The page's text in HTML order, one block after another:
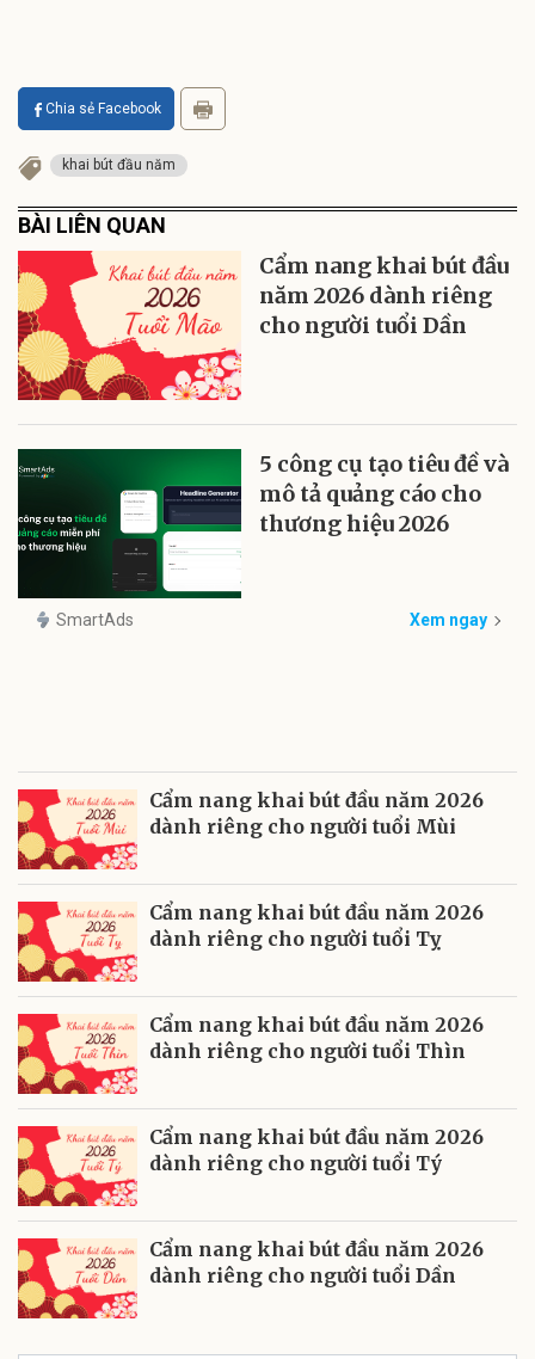
Chia sẻ Facebook
khai bút đầu năm
BÀI LIÊN QUAN
Cẩm nang khai bút đầu
năm 2026 dành riêng
cho người tuổi Dần
5 công cụ tạo tiêu đề và
mô tả quảng cáo cho
thương hiệu 2026
SmartAds Xem ngay
Cẩm nang khai bút đầu năm 2026
dành riêng cho người tuổi Mùi
Cẩm nang khai bút đầu năm 2026
dành riêng cho người tuổi Tỵ
Cẩm nang khai bút đầu năm 2026
dành riêng cho người tuổi Thìn
Cẩm nang khai bút đầu năm 2026
dành riêng cho người tuổi Tý
Cẩm nang khai bút đầu năm 2026
dành riêng cho người tuổi Dần